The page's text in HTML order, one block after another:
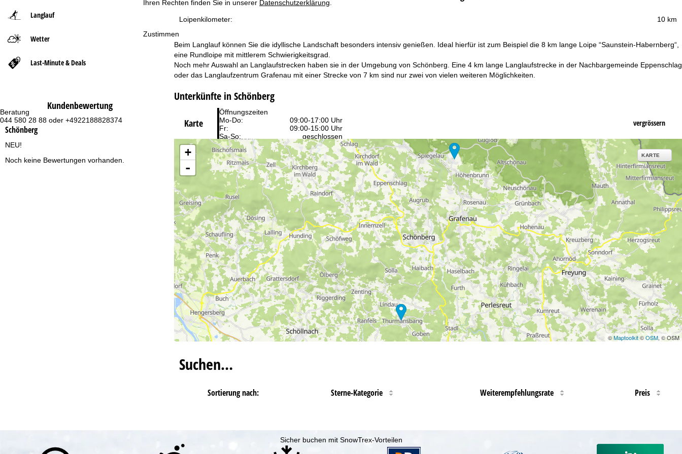
Ihren Rechten finden Sie in unserer Datenschutzerklärung.
Zustimmen
Beratung
044 580 28 88 oder +4922188828374
Öffnungszeiten
Mo-Do:
09:00-17:00 Uhr
Fr:
09:00-15:00 Uhr
Sa-So:
geschlossen
Zur Kontaktseite
Beratung
Langlauf
Wetter
Last-Minute & Deals
Kundenbewertung
Schönberg
NEU!
Noch keine Bewertungen vorhanden.
t
e
t
e
10 km
Loipenkilometer:
Beim Langlauf können Sie die idyllische Landschaft besonders intensiv genießen. Ideal hierfür ist zum Beispiel die 8 km lange Loipe “Saunstein-Habernberg“,
eine Rundloipe mit mittlerem Schwierigkeitsgrad.
Noch mehr Auswahl an Langlaufstrecken haben sie in der Umgebung von Schönberg. Eine 4 km lange Langlaufstrecke in der Nachbargemeinde Eppenschlag
oder das Langlaufzentrum Grafenau mit einer Strecke von 7 km sind nur zwei von vielen weiteren Möglichkeiten.
Unterkünfte in Schönberg
Karte vergrössern
+
-
KARTE
©Maptoolkit©OSM, © OSM
Suchen…
Sortierung nach: Sterne-Kategorie Weiterempfehlungsrate Preis
Sicher buchen mit SnowTrex-Vorteilen